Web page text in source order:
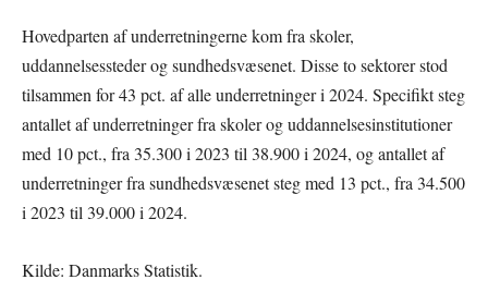
Hovedparten af underretningerne kom fra skoler,
uddannelsessteder og sundhedsvæsenet. Disse to sektorer stod
tilsammen for 43 pct. af alle underretninger i 2024. Specifikt steg
antallet af underretninger fra skoler og uddannelsesinstitutioner
med 10 pct., fra 35.300 i 2023 til 38.900 i 2024, og antallet af
underretninger fra sundhedsvæsenet steg med 13 pct., fra 34.500
i 2023 til 39.000 i 2024.
Kilde: Danmarks Statistik.